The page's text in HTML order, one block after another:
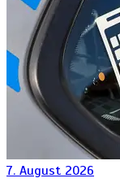
7. August 2026